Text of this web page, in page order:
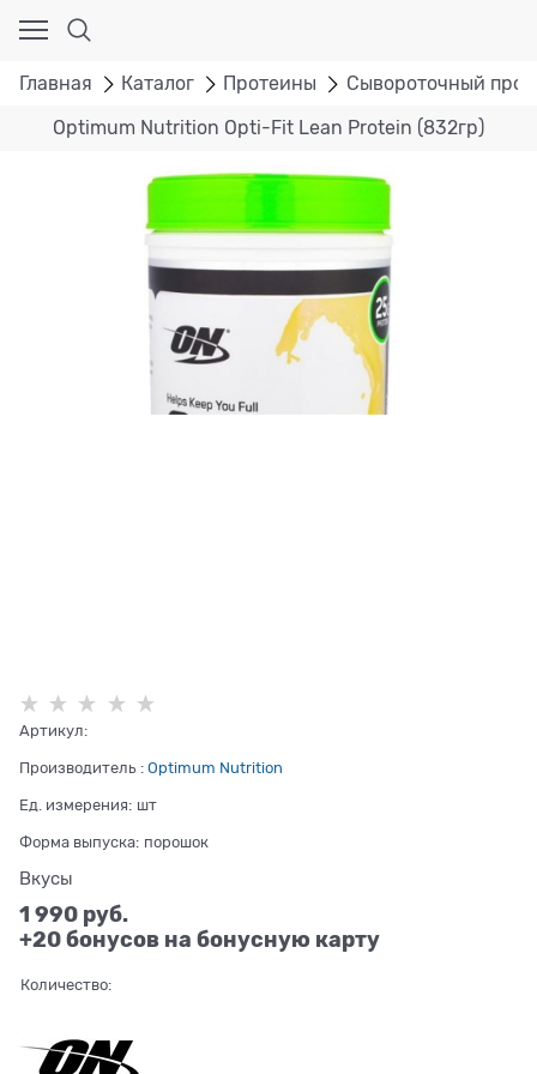
Главная Каталог Протеины Сывороточный
Optimum Nutrition Opti-Fit Lean Protein (832гр)
Артикул:
Производитель : Optimum Nutrition
Ед. измерения: шт
Форма выпуска: порошок
Вкусы
1 990 руб.
+20 бонусов на бонусную карту
Количество: